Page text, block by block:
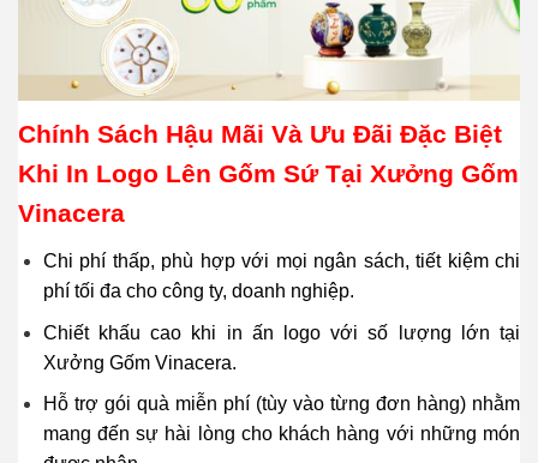
Chính Sách Hậu Mãi Và Ưu Đãi Đặc Biệt
Khi In Logo Lên Gốm Sứ Tại Xưởng Gốm
Vinacera
Chi phí thấp, phù hợp với mọi ngân sách, tiết kiệm chi
phí tối đa cho công ty, doanh nghiệp.
Chiết khấu cao khi in ấn logo với số lượng lớn tại
Xưởng Gốm Vinacera.
Hỗ trợ gói quà miễn phí (tùy vào từng đơn hàng) nhằm
mang đến sự hài lòng cho khách hàng với những món